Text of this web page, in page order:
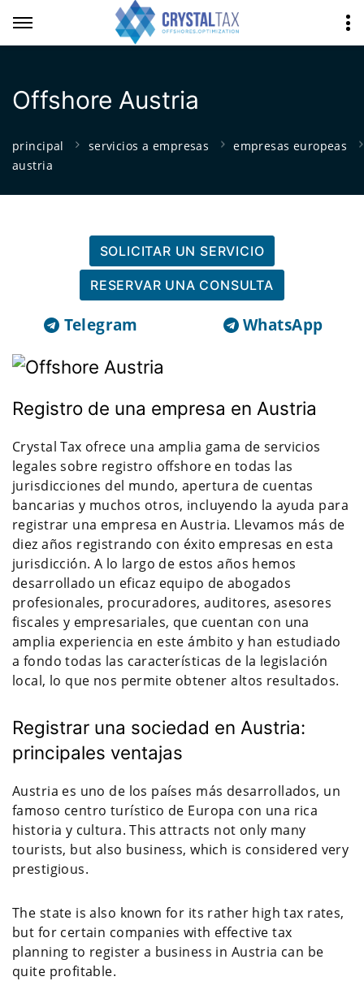
Offshore Austria
principal servicios a empresas
empresas europeas
austria
SOLICITAR UN SERVICIO
RESERVAR UNA CONSULTA
Telegram WhatsApp
Registro de una empresa en Austria
Crystal Tax ofrece una amplia gama de servicios
legales sobre registro offshore en todas las
jurisdicciones del mundo, apertura de cuentas
bancarias y muchos otros, incluyendo la ayuda para
registrar una empresa en Austria. Llevamos más de
diez años registrando con éxito empresas en esta
jurisdicción. A lo largo de estos años hemos
desarrollado un eficaz equipo de abogados
profesionales, procuradores, auditores, asesores
fiscales y empresariales, que cuentan con una
amplia experiencia en este ámbito y han estudiado
a fondo todas las características de la legislación
local, lo que nos permite obtener altos resultados.
Registrar una sociedad en Austria:
principales ventajas
Austria es uno de los países más desarrollados, un
famoso centro turístico de Europa con una rica
historia y cultura. This attracts not only many
tourists, but also business, which is considered very
prestigious.
The state is also known for its rather high tax rates,
but for certain companies with effective tax
planning to register a business in Austria can be
quite profitable.